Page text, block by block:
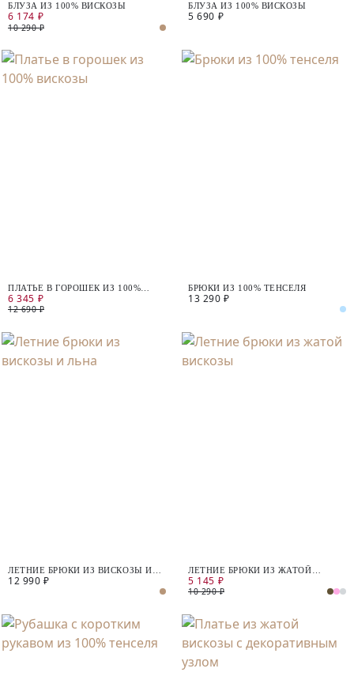
БЛУЗА ИЗ 100% ВИСКОЗЫ
6 174 ₽
10 290 ₽
БЛУЗА ИЗ 100% ВИСКОЗЫ
5 690 ₽
ПЛАТЬЕ В ГОРОШЕК ИЗ 100%
ВИСКОЗЫ
6 345 ₽
12 690 ₽
БРЮКИ ИЗ 100% ТЕНСЕЛЯ
13 290 ₽
ЛЕТНИЕ БРЮКИ ИЗ ВИСКОЗЫ И
ЛЬНА
12 990 ₽
ЛЕТНИЕ БРЮКИ ИЗ ЖАТОЙ
ВИСКОЗЫ
5 145 ₽
10 290 ₽